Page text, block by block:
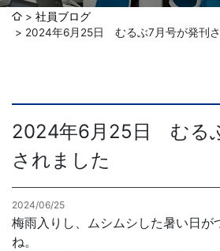
発送代行・全国流通（ロジ
デジタルコンテンツ制作・
社員ブログ
お問合せ
社員ブログ
2024年6月25日 むるぶ7月号が発刊
2024年6月25日 むる
されました
2024/06/25
梅雨入りし、ムシムシした暑い日が
ね。